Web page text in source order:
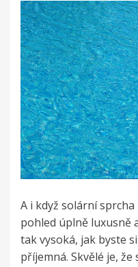
A i když solární
pohled úplně luxusně
tak vysoká, jak byste
příjemná. Skvělé je,